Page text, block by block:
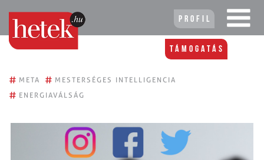
Profil
Támogatás
# META # MESTERSÉGES INTELLIGENCIA
# ENERGIAVÁLSÁG